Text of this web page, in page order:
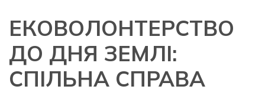
ЕКОВОЛОНТЕРСТВО
ДО ДНЯ ЗЕМЛІ:
СПІЛЬНА СПРАВА